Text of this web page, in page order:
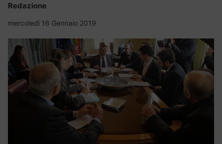
Redazione
mercoledì 16 Gennaio 2019